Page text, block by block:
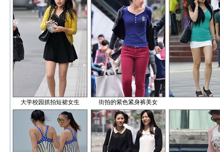
大学校园抓拍短裙女生 街拍的紫色紧身裤美女